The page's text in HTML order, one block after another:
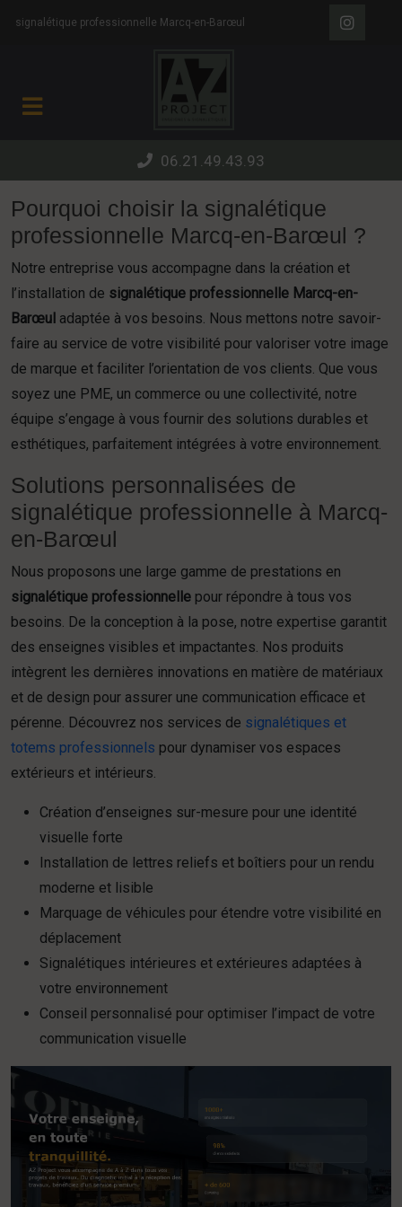
signalétique professionnelle Marcq-en-Barœul
06.21.49.43.93
Pourquoi choisir la signalétique
professionnelle Marcq-en-Barœul ?
Notre entreprise vous accompagne dans la création et
l’installation de signalétique professionnelle Marcq-en-
Barœul adaptée à vos besoins. Nous mettons notre savoir-
faire au service de votre visibilité pour valoriser votre image
de marque et faciliter l’orientation de vos clients. Que vous
soyez une PME, un commerce ou une collectivité, notre
équipe s’engage à vous fournir des solutions durables et
esthétiques, parfaitement intégrées à votre environnement.
Solutions personnalisées de
signalétique professionnelle à Marcq-
en-Barœul
Nous proposons une large gamme de prestations en
signalétique professionnelle pour répondre à tous vos
besoins. De la conception à la pose, notre expertise garantit
des enseignes visibles et impactantes. Nos produits
intègrent les dernières innovations en matière de matériaux
et de design pour assurer une communication efficace et
pérenne. Découvrez nos services de signalétiques et
totems professionnels pour dynamiser vos espaces
extérieurs et intérieurs.
Création d’enseignes sur-mesure pour une identité
visuelle forte
Installation de lettres reliefs et boîtiers pour un rendu
moderne et lisible
Marquage de véhicules pour étendre votre visibilité en
déplacement
Signalétiques intérieures et extérieures adaptées à
votre environnement
Conseil personnalisé pour optimiser l’impact de votre
communication visuelle